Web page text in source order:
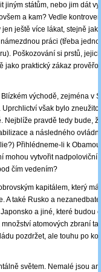
jiným státům, nebo jim dát
a kam? Vedle
ještě více lákat, stejně
práci (třeba
Poškozování si prstů,
jako praktický zákaz
východě, zejména v
však bylo
Nejblíže pravdě tedy bude,
a následného
Přihlédneme-li k
mohou vytvořit nadpoloviční
čím vedením?
kapitálem, který
A také Rusko a
a jiné, které budou
atomových zbraní
pozdržet, ale touhu po
světem. Nemalé jsou